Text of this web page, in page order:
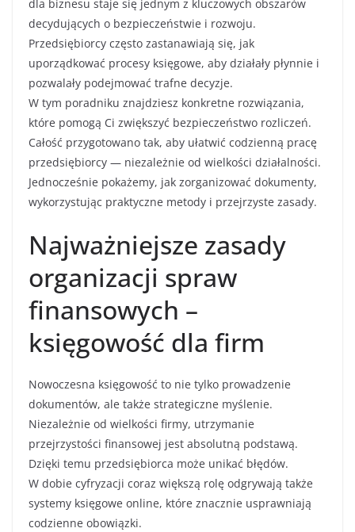
dla biznesu staje się jednym z kluczowych obszarów
decydujących o bezpieczeństwie i rozwoju.
Przedsiębiorcy często zastanawiają się, jak
uporządkować procesy księgowe, aby działały płynnie i
pozwalały podejmować trafne decyzje.
W tym poradniku znajdziesz konkretne rozwiązania,
które pomogą Ci zwiększyć bezpieczeństwo rozliczeń.
Całość przygotowano tak, aby ułatwić codzienną pracę
przedsiębiorcy — niezależnie od wielkości działalności.
Jednocześnie pokażemy, jak zorganizować dokumenty,
wykorzystując praktyczne metody i przejrzyste zasady.
Najważniejsze zasady
organizacji spraw
finansowych –
księgowość dla firm
Nowoczesna księgowość to nie tylko prowadzenie
dokumentów, ale także strategiczne myślenie.
Niezależnie od wielkości firmy, utrzymanie
przejrzystości finansowej jest absolutną podstawą.
Dzięki temu przedsiębiorca może unikać błędów.
W dobie cyfryzacji coraz większą rolę odgrywają także
systemy księgowe online, które znacznie usprawniają
codzienne obowiązki.